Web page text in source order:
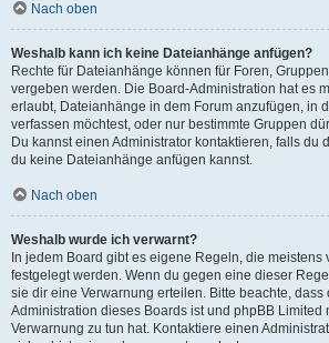
Nach oben
Weshalb kann ich keine Dateianhänge anfügen?
Rechte für Dateianhänge können für Foren,
vergeben werden. Die Board-Administration hat es
erlaubt, Dateianhänge in dem Forum anzufügen, in
verfassen möchtest, oder nur bestimmte Gruppen
Du kannst einen Administrator kontaktieren, falls du
du keine Dateianhänge anfügen kannst.
Nach oben
Weshalb wurde ich verwarnt?
In jedem Board gibt es eigene Regeln, die meistens
festgelegt werden. Wenn du gegen eine dieser
sie dir eine Verwarnung erteilen. Bitte beachte,
Administration dieses Boards ist und phpBB Limited
Verwarnung zu tun hat. Kontaktiere einen